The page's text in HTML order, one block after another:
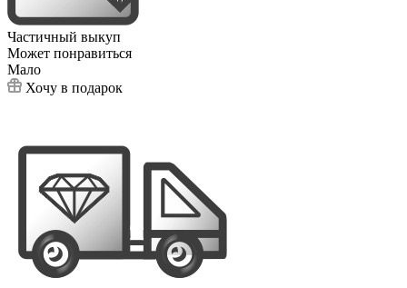
Частичный выкуп
Может понравиться
Мало
Хочу в подарок